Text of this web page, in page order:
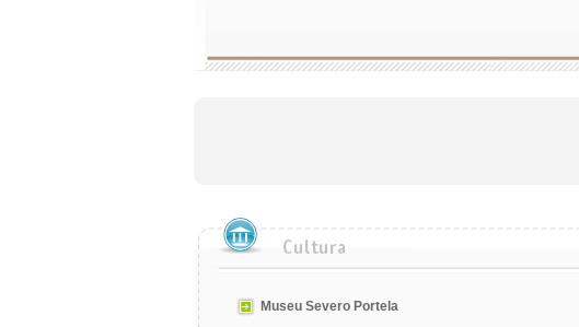
Museu Severo Portela